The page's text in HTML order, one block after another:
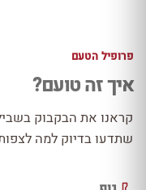
פרופיל הטעם
איך זה טועם?
קראנו את הבקבוק
שתדעו בדיוק למה